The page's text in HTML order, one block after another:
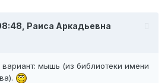
Раиса Аркадьевна
мышь (из библиотеки имени